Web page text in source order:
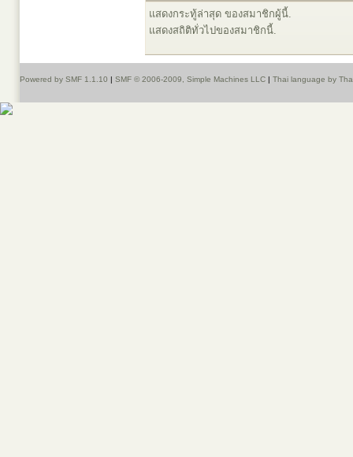
แสดงกระทู้ล่าสุด ของสมาชิกผู้นี้.
แสดงสถิติทั่วไปของสมาชิกนี้.
Powered by SMF 1.1.10 | SMF © 2006-2009, Simple Machines LLC | Thai language by